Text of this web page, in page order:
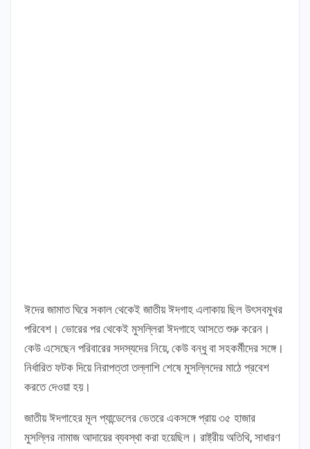
ঈদের জামাত ঘিরে সকাল থেকেই জাতীয় ঈদগাহ এলাকায় ছিল উৎসবমুখর
পরিবেশ। ভোরের পর থেকেই মুসল্লিরা ঈদগাহে আসতে শুরু করেন।
কেউ এসেছেন পরিবারের সদস্যদের নিয়ে, কেউ বন্ধু বা সহকর্মীদের সঙ্গে।
নির্ধারিত ফটক দিয়ে নিরাপত্তা তল্লাশি শেষে মুসল্লিদের মাঠে প্রবেশ
করতে দেওয়া হয়।
জাতীয় ঈদগাহের মূল প্যান্ডেলের ভেতরে একসঙ্গে প্রায় ৩৫ হাজার
মুসল্লির নামাজ আদায়ের ব্যবস্থা করা হয়েছিল। রাষ্ট্রীয় অতিথি, সাধারণ